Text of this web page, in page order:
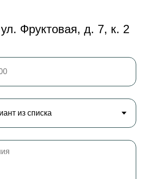
Фруктовая, д. 7, к. 2